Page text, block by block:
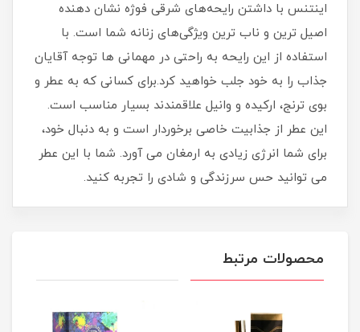
اینتنس با داشتن رایحه‌های شرقی فوژه نشان دهنده
اصیل ترین و ناب ترین ویژگی‌های زنانه شما است. با
استفاده از این رایحه به راحتی در مهمانی ها توجه آقایان
جذاب را به خود جلب خواهید کرد.برای کسانی که به عطر و
بوی ترنج، ارکیده و وانیل علاقمندند بسیار مناسب است.
این عطر از جذابیت خاصی برخوردار است و به دنبال خود،
برای شما انرژی زیادی به ارمغان می آورد. شما با این عطر
می توانید حس سرزندگی و شادی را تجربه کنید.
محصولات مرتبط